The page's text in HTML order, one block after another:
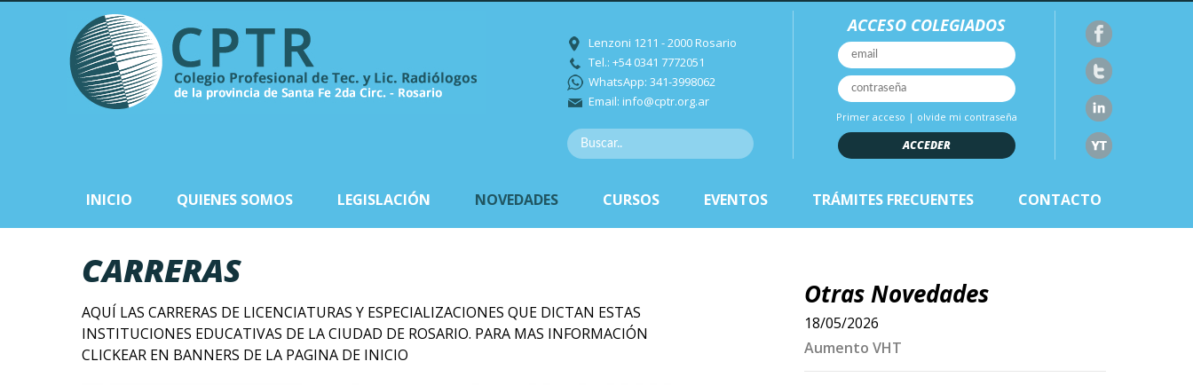
Lenzoni 1211 - 2000 Rosario
Tel.: +54 0341 7772051
WhatsApp: 341-3998062
Email: info@cptr.org.ar
ACCESO COLEGIADOS
Primer acceso | olvide mi contraseña
ACCEDER
INICIO QUIENES SOMOS LEGISLACIÓN NOVEDADES CURSOS EVENTOS TRÁMITES FRECUENTES CONTACTO
CARRERAS
AQUÍ LAS CARRERAS DE LICENCIATURAS Y ESPECIALIZACIONES QUE DICTAN ESTAS
INSTITUCIONES EDUCATIVAS DE LA CIUDAD DE ROSARIO. PARA MAS INFORMACIÓN
CLICKEAR EN BANNERS DE LA PAGINA DE INICIO
Otras Novedades
18/05/2026
Aumento VHT